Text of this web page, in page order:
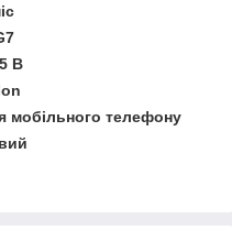
В
мобільного телефону